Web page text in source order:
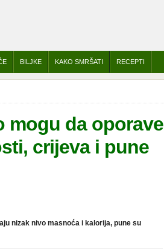
BILJKE KAKO SMRŠATI RECEPTI
mogu da oporave
crijeva i pune
nizak nivo masnoća i kalorija, pune su